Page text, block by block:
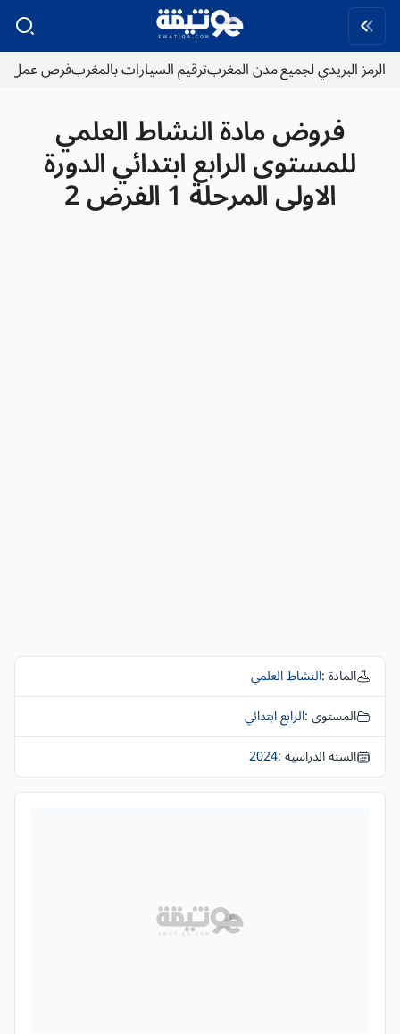
الرمز البريدي لجميع مدن المغربترقيم السيارات بالمغربفرص عمل
فروض مادة النشاط العلمي
للمستوى الرابع ابتدائي الدورة
الاولى المرحلة 1 الفرض 2
المادة :النشاط العلمي
المستوى :الرابع ابتدائي
السنة الدراسية :2024